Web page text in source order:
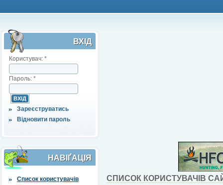
ВХІД
Користувач: *
Пароль: *
Зареєструватись
Відновити пароль
НАВІҐАЦІЯ
Список користувачів
СПИСОК КОРИСТУВАЧІВ